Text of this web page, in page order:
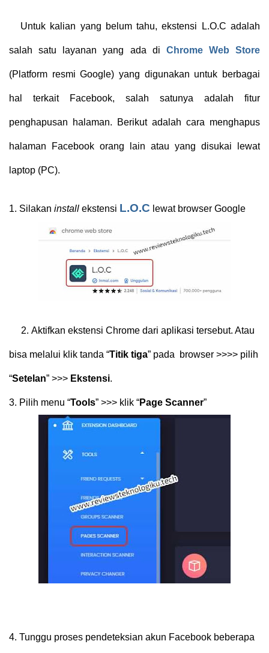
Untuk kalian yang belum tahu, ekstensi L.O.C adalah
salah satu layanan yang ada di Chrome Web Store
(Platform resmi Google) yang digunakan untuk berbagai
hal terkait Facebook, salah satunya adalah fitur
penghapusan halaman. Berikut adalah cara menghapus
halaman Facebook orang lain atau yang disukai lewat
laptop (PC).
1. Silakan install ekstensi L.O.C lewat browser Google
2. Aktifkan ekstensi Chrome dari aplikasi tersebut. Atau
bisa melalui klik tanda “Titik tiga” pada browser >>>> pilih
“Setelan” >>> Ekstensi.
3. Pilih menu “Tools” >>> klik “Page Scanner”
4. Tunggu proses pendeteksian akun Facebook beberapa